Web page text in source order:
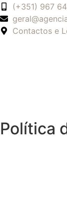
(+351) 967
Contactos e
Política